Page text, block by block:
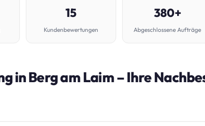
15
Kundenbewertungen
380+
Abgeschlossene Aufträge
in Berg am Laim – Ihre